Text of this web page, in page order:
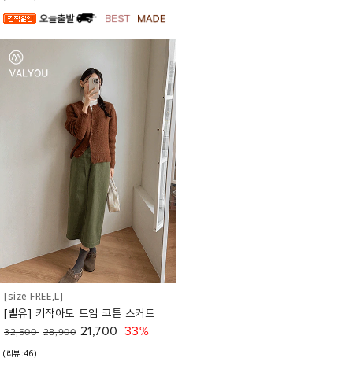
[size FREE,L]
[벨유] 키작아도 트임 코튼 스커트
32,500 28,900 21,700 33%
(리뷰:46)